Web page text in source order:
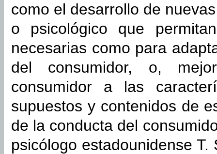
como el desarrollo de
o psicológico que
necesarias como para
del consumidor, o,
consumidor a las
supuestos y contenidos de
de la conducta del
psicólogo estadounidense